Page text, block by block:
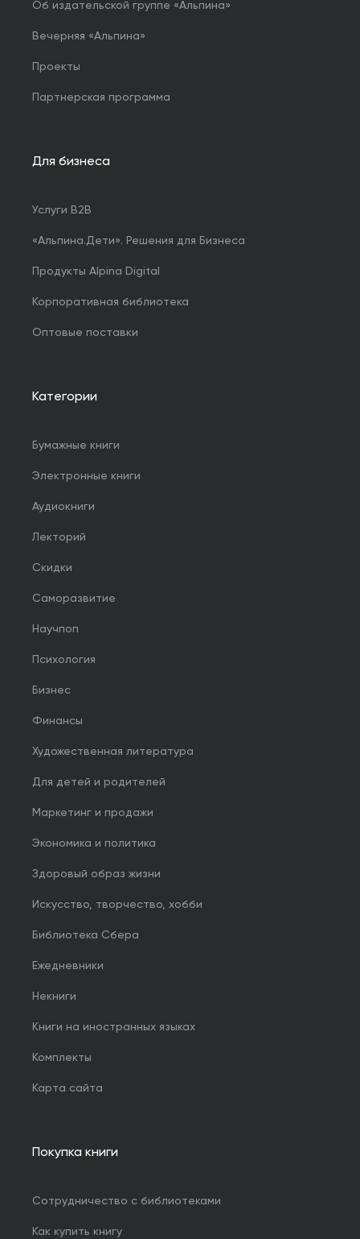
Об издательской группе «Альпина»
Вечерняя «Альпина»
Проекты
Партнерская программа
Для бизнеса
Услуги B2B
«Альпина.Дети». Решения для Бизнеса
Продукты Alpina Digital
Корпоративная библиотека
Оптовые поставки
Категории
Бумажные книги
Электронные книги
Аудиокниги
Лекторий
Скидки
Саморазвитие
Научпоп
Психология
Бизнес
Финансы
Художественная литература
Для детей и родителей
Маркетинг и продажи
Экономика и политика
Здоровый образ жизни
Искусство, творчество, хобби
Библиотека Сбера
Ежедневники
Некниги
Книги на иностранных языках
Комплекты
Карта сайта
Покупка книги
Сотрудничество с библиотеками
Как купить книгу